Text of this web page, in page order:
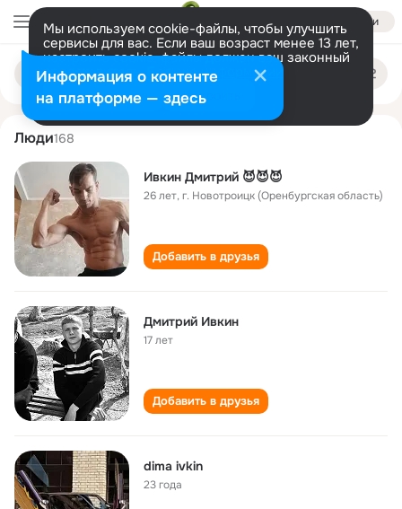
Войти
Мы используем cookie-файлы, чтобы улучшить
сервисы для вас. Если ваш возраст менее 13 лет,
настроить cookie-файлы должен ваш законный
представитель. Больше информации
Разрешить все Настроить
Поиск
людям
dmitriy ivkin
Люди168
Ивкин Дмитрий 😈😈😈
26 лет,г. Новотроицк (Оренбургская область)
Добавить в друзья
Дмитрий Ивкин
17 лет
Добавить в друзья
dima ivkin
23 года
Информация о контенте
на платформе — здесь